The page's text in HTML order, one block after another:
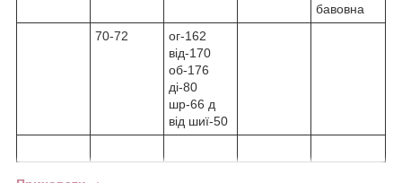
бавовна
70-72
ог-162
від-170
об-176
ді-80
шр-66 д
від шиї-50